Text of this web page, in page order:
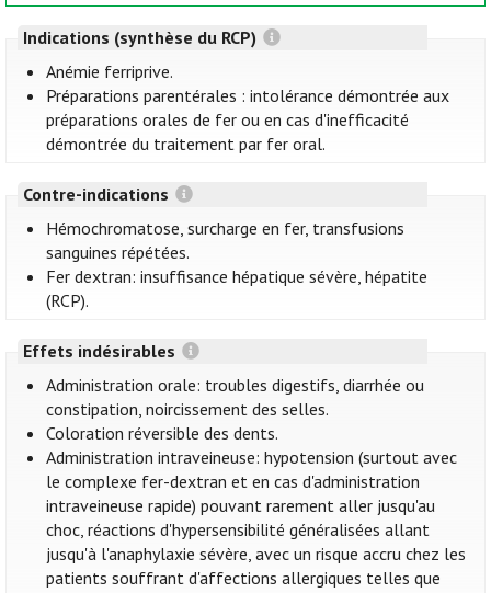
Indications (synthèse du RCP)
Anémie ferriprive.
Préparations parentérales : intolérance démontrée aux
préparations orales de fer ou en cas d'inefficacité
démontrée du traitement par fer oral.
Contre-indications
Hémochromatose, surcharge en fer, transfusions
sanguines répétées.
Fer dextran: insuffisance hépatique sévère, hépatite
(RCP).
Effets indésirables
Administration orale: troubles digestifs, diarrhée ou
constipation, noircissement des selles.
Coloration réversible des dents.
Administration intraveineuse: hypotension (surtout avec
le complexe fer-dextran et en cas d'administration
intraveineuse rapide) pouvant rarement aller jusqu'au
choc, réactions d'hypersensibilité généralisées allant
jusqu'à l'anaphylaxie sévère, avec un risque accru chez les
patients souffrant d'affections allergiques telles que